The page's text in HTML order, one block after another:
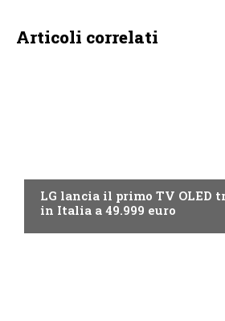
Articoli correlati
LG lancia il primo TV OLED
in Italia a 49.999 euro